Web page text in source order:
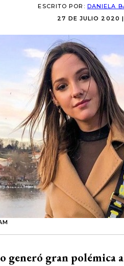
ESCRITO POR: DANIELA
27 DE JULIO 2020 |
generó gran polémica